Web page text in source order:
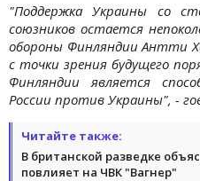
"Поддержка Украины со
союзников остается
обороны Финляндии Антти
с точки зрения будущего
Финляндии является
России против Украины", -
Читайте также:
В британской разведке
повлияет на ЧВК "Вагнер"